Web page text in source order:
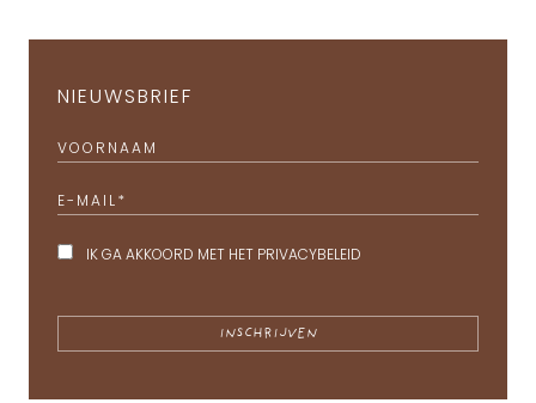
NIEUWSBRIEF
VOORNAAM
E-MAIL *
IK GA AKKOORD MET HET PRIVACYBELEID